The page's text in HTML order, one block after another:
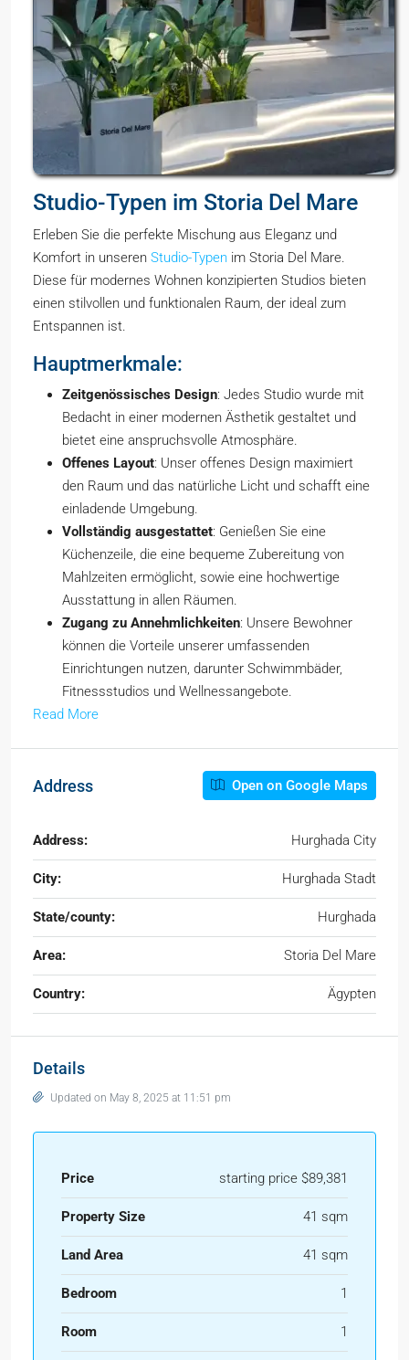
Studio-Typen im Storia Del Mare
Erleben Sie die perfekte Mischung aus Eleganz und
Komfort in unseren Studio-Typen im Storia Del Mare.
Diese für modernes Wohnen konzipierten Studios bieten
einen stilvollen und funktionalen Raum, der ideal zum
Entspannen ist.
Hauptmerkmale:
Zeitgenössisches Design: Jedes Studio wurde mit
Bedacht in einer modernen Ästhetik gestaltet und
bietet eine anspruchsvolle Atmosphäre.
Offenes Layout: Unser offenes Design maximiert
den Raum und das natürliche Licht und schafft eine
einladende Umgebung.
Vollständig ausgestattet: Genießen Sie eine
Küchenzeile, die eine bequeme Zubereitung von
Mahlzeiten ermöglicht, sowie eine hochwertige
Ausstattung in allen Räumen.
Zugang zu Annehmlichkeiten: Unsere Bewohner
können die Vorteile unserer umfassenden
Einrichtungen nutzen, darunter Schwimmbäder,
Fitnessstudios und Wellnessangebote.
Read More
Address Open on Google Maps
Address: Hurghada City
City: Hurghada Stadt
State/county: Hurghada
Area: Storia Del Mare
Country: Ägypten
Details
Updated on May 8, 2025 at 11:51 pm
Price starting price $89,381
Property Size 41 sqm
Land Area 41 sqm
Bedroom 1
Room 1